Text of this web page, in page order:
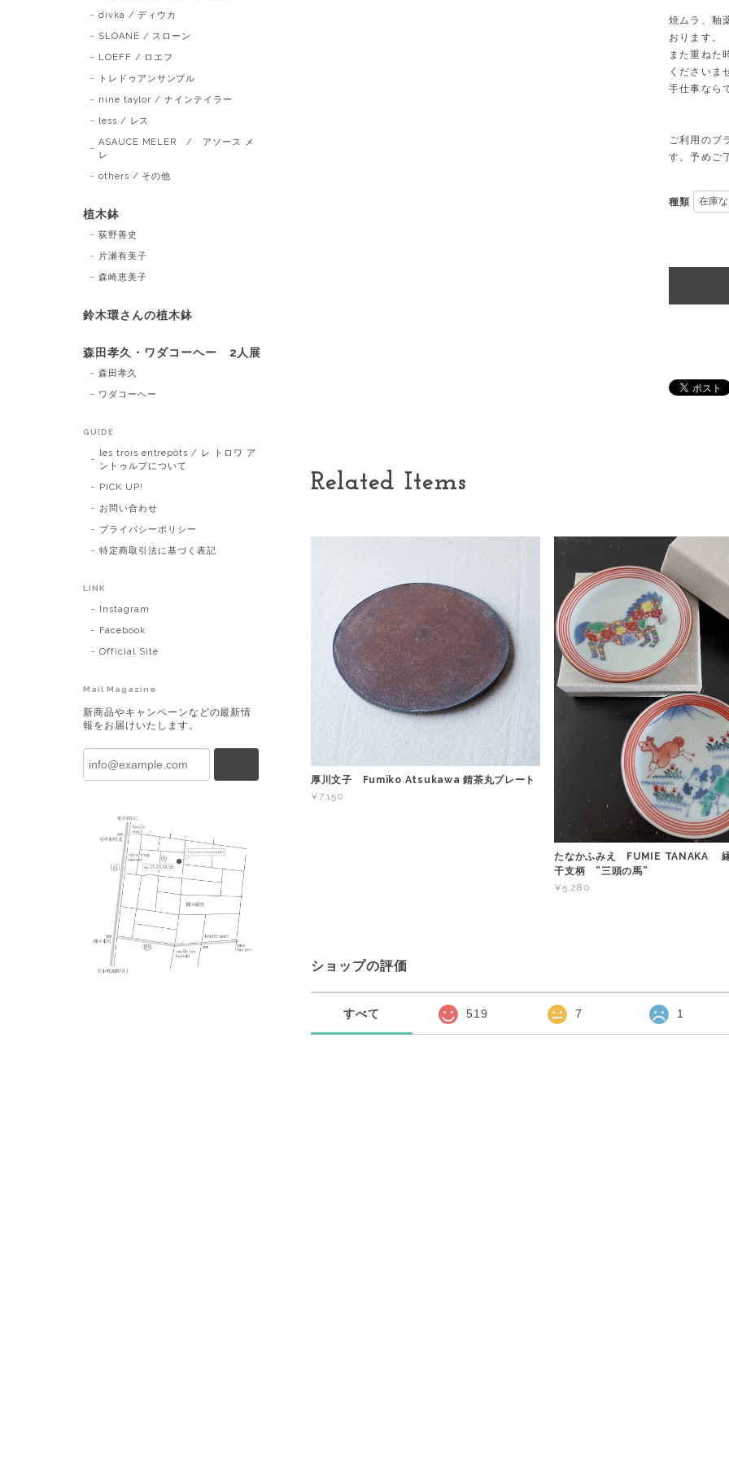
焼ムラ、釉
おります。
また重ねた
くださいま
手仕事なら
ご利用のブ
す。予めご
種類
Related Items
厚川文子 Fumiko Atsukawa 錆茶丸プレート
¥7,150
たなかふみえ FUMIE TANAKA
干支柄 ”三頭の馬”
¥5,280
ショップの評価
すべて 519 7 1
divka / ディウカ
SLOANE / スローン
LOEFF / ロエフ
トレドゥアンサンブル
nine taylor / ナインテイラー
less / レス
ASAUCE MELER / アソース メ
レ
others / その他
植木鉢
荻野善史
片瀬有美子
森崎恵美子
鈴木環さんの植木鉢
森田孝久・ワダコーヘー 2人展
森田孝久
ワダコーヘー
GUIDE
les trois entrepôts / レ トロワ ア
ントゥルプについて
PICK UP!
お問い合わせ
プライバシーポリシー
特定商取引法に基づく表記
LINK
Instagram
Facebook
Official Site
Mail Magazine
新商品やキャンペーンなどの最新情
報をお届けいたします。